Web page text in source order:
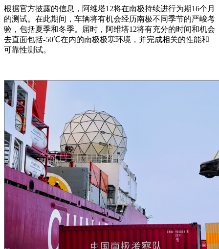
根据官方披露的信息，阿维塔12将在南极持续进行为期16个月
的测试。在此期间，车辆将有机会经历南极不同季节的严峻考
验，包括夏季和冬季。届时，阿维塔12将有充分的时间和机会
去直面包括-50℃在内的南极极寒环境，并完成相关的性能和
可靠性测试。